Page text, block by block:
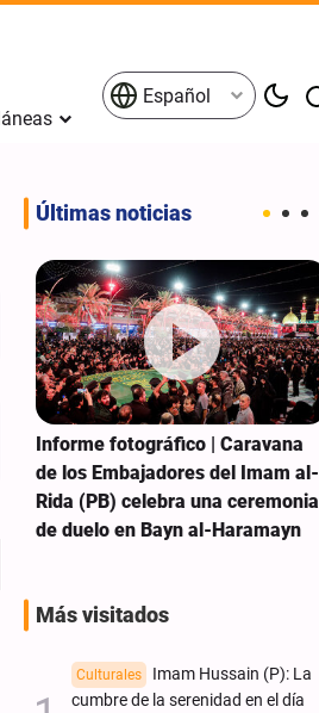
Español
Últimas noticias
Informe fotográfico | Caravana
de los Embajadores del Imam al-
Rida (PB) celebra una ceremonia
de duelo en Bayn al-Haramayn
Más visitados
Culturales
Imam Hussain (P): La
cumbre de la serenidad en el día